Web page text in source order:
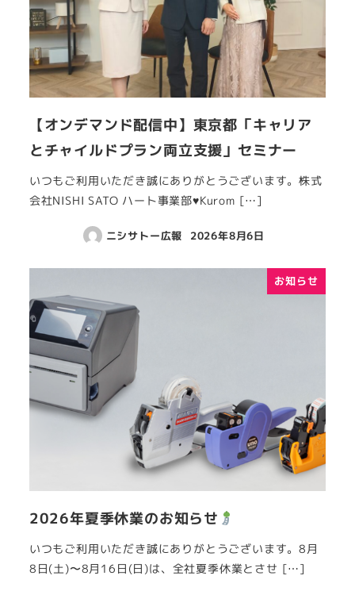
【オンデマンド配信中】東京都「キャリア
とチャイルドプラン両立支援」セミナー
いつもご利用いただき誠にありがとうございます。株式
会社NISHI SATO ハート事業部♥Kurom […]
ニシサトー広報 2026年8月6日
お知らせ
2026年夏季休業のお知らせ
いつもご利用いただき誠にありがとうございます。8月
8日(土)〜8月16日(日)は、全社夏季休業とさせ […]